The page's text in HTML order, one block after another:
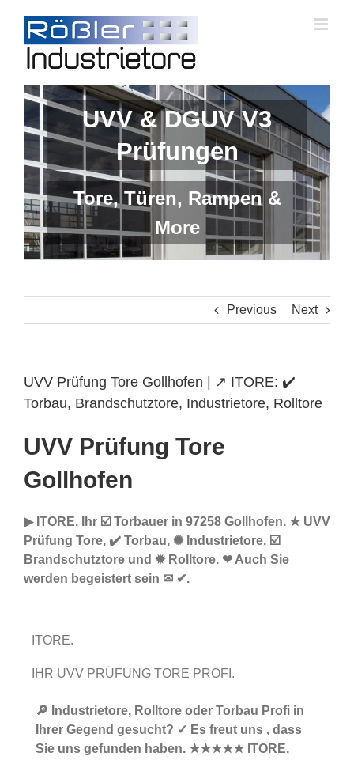
content
UVV & DGUV V3
Prüfungen
Tore, Türen, Rampen &
More
Previous Next
UVV Prüfung Tore Gollhofen | ↗️ ITORE: ✔️
Torbau, Brandschutztore, Industrietore, Rolltore
UVV Prüfung Tore
Gollhofen
▶︎ ITORE, Ihr ☑️ Torbauer in 97258 Gollhofen. ★ UVV
Prüfung Tore, ✔️ Torbau, ✺ Industrietore, ☑️
Brandschutztore und ✹ Rolltore. ❤ Auch Sie
werden begeistert sein ✉ ✔.
ITORE.
IHR UVV PRÜFUNG TORE PROFI.
🔎 Industrietore, Rolltore oder Torbau Profi in
Ihrer Gegend gesucht? ✓ Es freut uns , dass
Sie uns gefunden haben. ★★★★★ ITORE,